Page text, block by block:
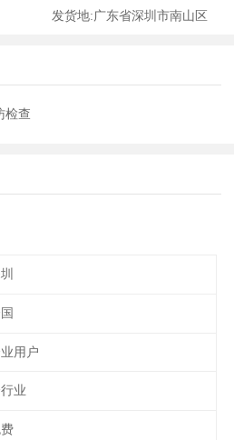
发货地:广东省深圳市南山区
检查
用户
业